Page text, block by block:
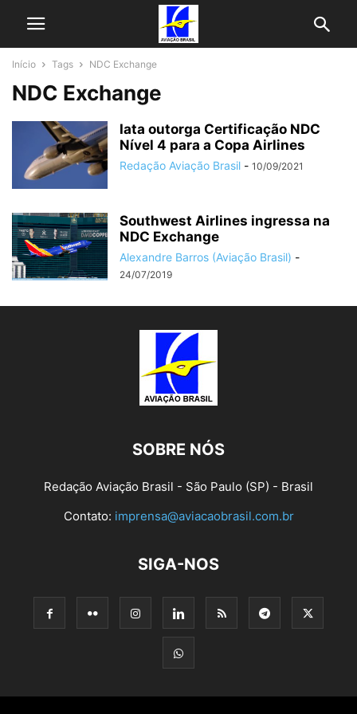
Início Tags NDC Exchange
NDC Exchange
Iata outorga Certificação NDC
Nível 4 para a Copa Airlines
Redação Aviação Brasil - 10/09/2021
Southwest Airlines ingressa na
NDC Exchange
Alexandre Barros (Aviação Brasil) -
24/07/2019
SOBRE NÓS
Redação Aviação Brasil - São Paulo (SP) - Brasil
Contato: imprensa@aviacaobrasil.com.br
SIGA-NOS